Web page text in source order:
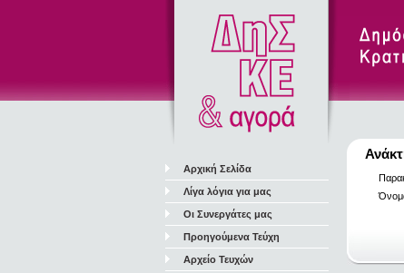
Αρχική Σελίδα
Λίγα λόγια για μας
Οι Συνεργάτες μας
Προηγούμενα Τεύχη
Αρχείο Τευχών